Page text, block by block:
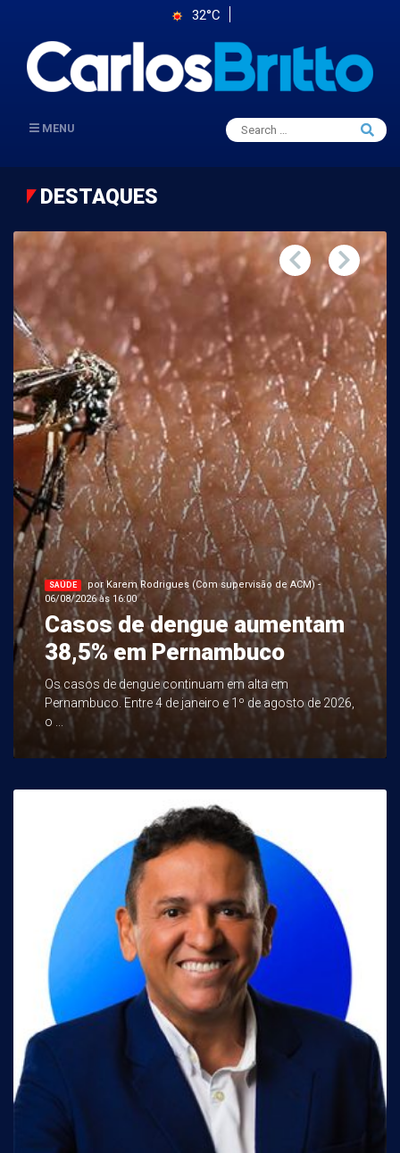
32°C
MENU
Search
for:
Search
DESTAQUES
SAÚDE
por Karem Rodrigues (Com supervisão de ACM) -
06/08/2026 às 16:00
Casos de dengue aumentam
38,5% em Pernambuco
Os casos de dengue continuam em alta em
Pernambuco. Entre 4 de janeiro e 1º de agosto de 2026,
o ...